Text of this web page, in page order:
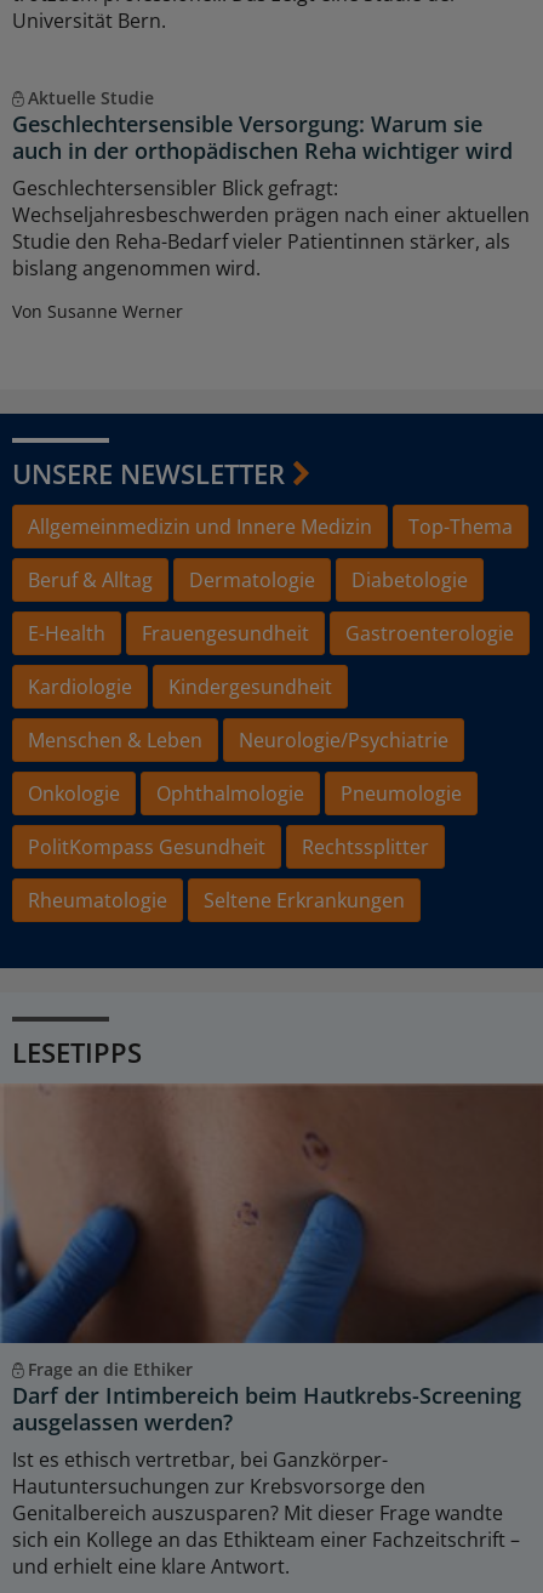
Universität Bern.
Aktuelle Studie
Geschlechtersensible Versorgung: Warum sie
auch in der orthopädischen Reha wichtiger wird
Geschlechtersensibler Blick gefragt:
Wechseljahresbeschwerden prägen nach einer aktuellen
Studie den Reha-Bedarf vieler Patientinnen stärker, als
bislang angenommen wird.
Von Susanne Werner
UNSERE NEWSLETTER
Allgemeinmedizin und Innere Medizin
Top-Thema
Beruf & Alltag
Dermatologie
Diabetologie
E-Health
Frauengesundheit
Gastroenterologie
Kardiologie
Kindergesundheit
Menschen & Leben
Neurologie/Psychiatrie
Onkologie
Ophthalmologie
Pneumologie
PolitKompass Gesundheit
Rechtssplitter
Rheumatologie
Seltene Erkrankungen
LESETIPPS
Frage an die Ethiker
Darf der Intimbereich beim Hautkrebs-Screening
ausgelassen werden?
Ist es ethisch vertretbar, bei Ganzkörper-
Hautuntersuchungen zur Krebsvorsorge den
Genitalbereich auszusparen? Mit dieser Frage wandte
sich ein Kollege an das Ethikteam einer Fachzeitschrift –
und erhielt eine klare Antwort.